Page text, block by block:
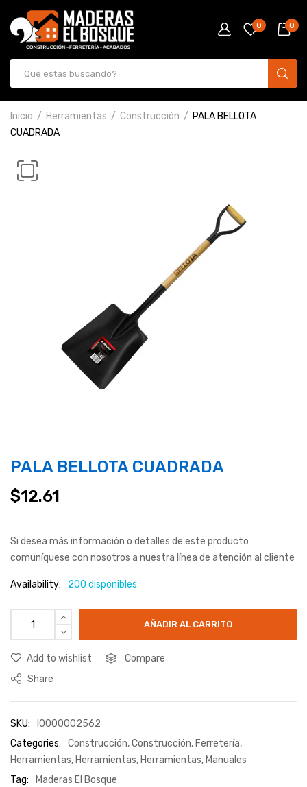
0 0
Inicio Herramientas Construcción
PALA BELLOTA
CUADRADA
PALA BELLOTA CUADRADA
$12.61
Si desea más información o detalles de este producto
comuníquese con nosotros a nuestra línea de atención al cliente
Availability: 200 disponibles
AÑADIR AL CARRITO
Add to wishlist
Compare
Share
SKU:
I0000002562
Categories:
Construcción,Construcción, Ferretería,
Herramientas, Herramientas, Herramientas, Manuales
Tag:
Maderas El Bosque